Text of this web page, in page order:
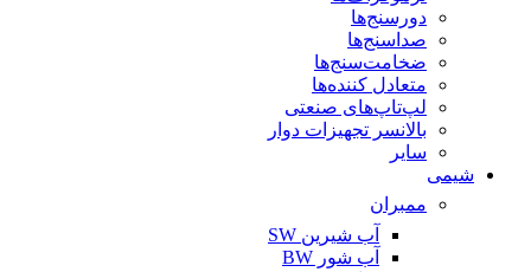
دورسنج‌ها
صداسنج‌ها
ضخامت‌سنج‌ها
متعادل کننده‌ها
لپ‌تاپ‌های صنعتی
بالانسر تجهیزات دوار
سایر
شیمی
ممبران
آب شیرین SW
آب شور BW